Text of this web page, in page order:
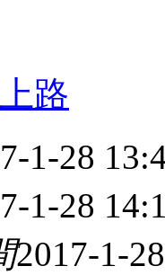
路
1-28
1-28
2017-1-